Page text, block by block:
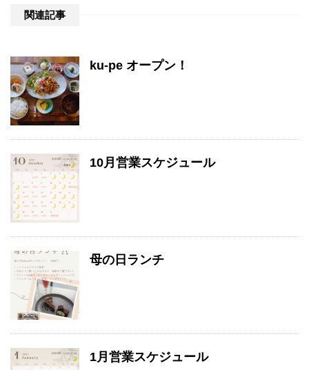
関連記事
ku-pe オープン！
10月営業スケジュール
母の日ランチ
1月営業スケジュール